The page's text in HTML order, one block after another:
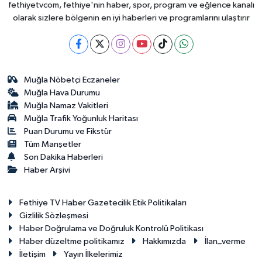
fethiyetvcom, fethiye'nin haber, spor, program ve eğlence kanalı
olarak sizlere bölgenin en iyi haberleri ve programlarını ulaştırır
Muğla Nöbetçi Eczaneler
Muğla Hava Durumu
Muğla Namaz Vakitleri
Muğla Trafik Yoğunluk Haritası
Puan Durumu ve Fikstür
Tüm Manşetler
Son Dakika Haberleri
Haber Arşivi
Fethiye TV Haber Gazetecilik Etik Politikaları
Gizlilik Sözleşmesi
Haber Doğrulama ve Doğruluk Kontrolü Politikası
Haber düzeltme politikamız
Hakkımızda
İlan_verme
İletişim
Yayın İlkelerimiz